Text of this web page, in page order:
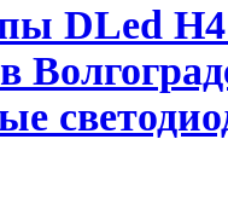
DLed H4